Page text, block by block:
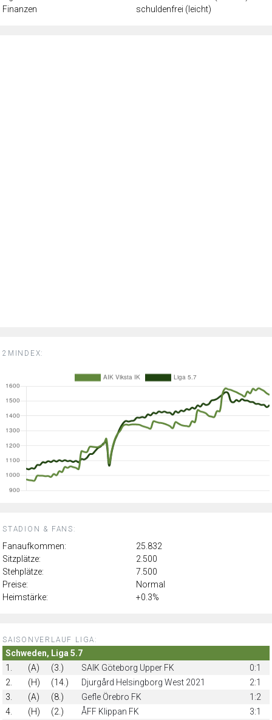
Finanzen
schuldenfrei (leicht)
2MINDEX:
STADION & FANS:
Fanaufkommen:
25.832
Sitzplätze:
2.500
Stehplätze:
7.500
Preise:
Normal
Heimstärke:
+0.3%
SAISONVERLAUF LIGA:
Schweden, Liga 5.7
1.
(A) (3.) SAIK Göteborg Upper FK
0:1
2.
(H) (14.) Djurgård Helsingborg West 2021
2:1
3.
(A) (8.) Gefle Örebro FK
1:2
4.
(H) (2.) ÅFF Klippan FK
3:1